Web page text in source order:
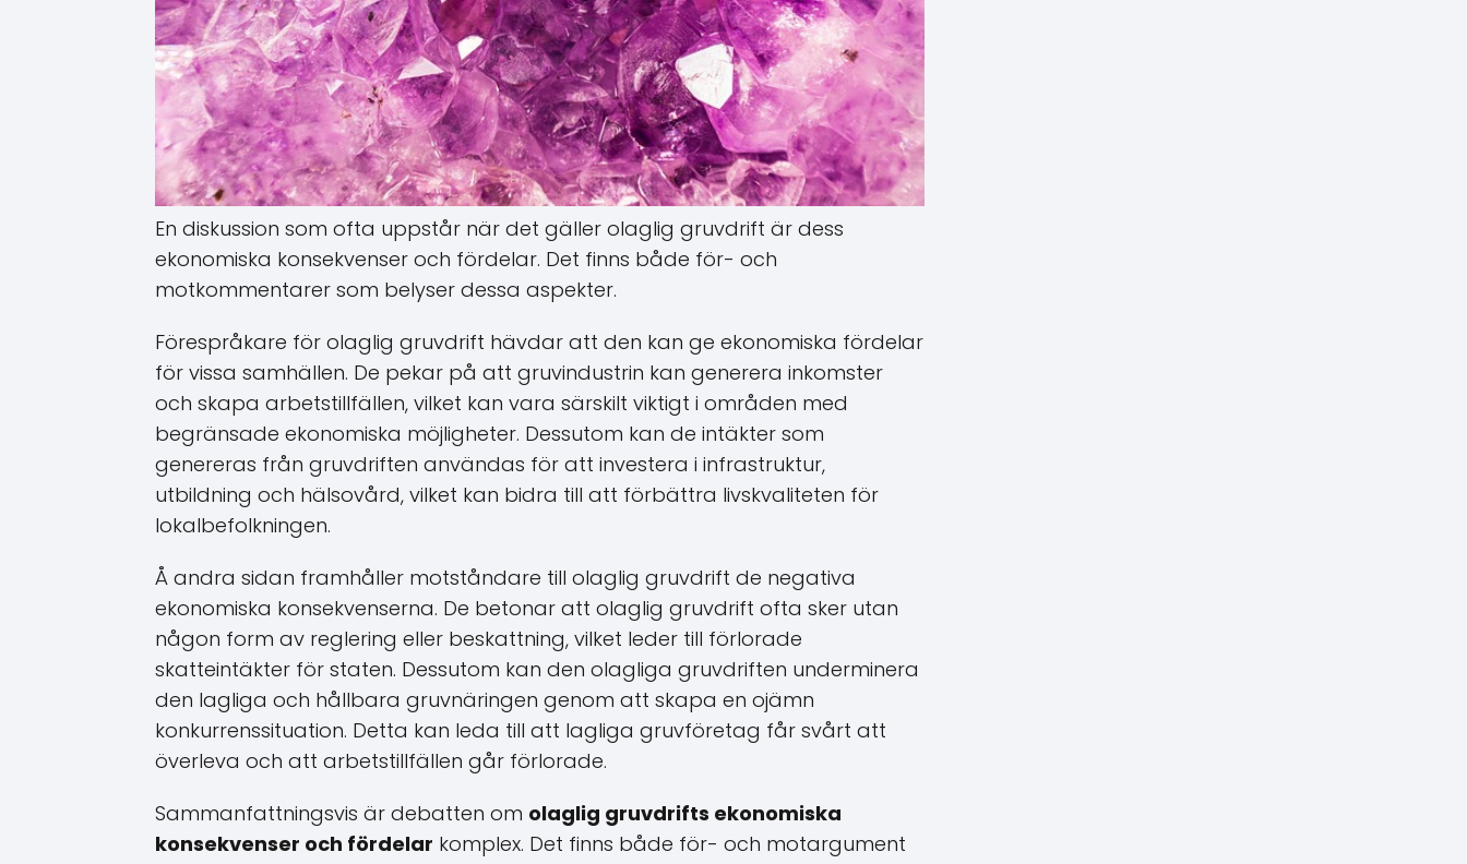
En diskussion som ofta uppstår när det gäller olaglig gruvdrift är dess
ekonomiska konsekvenser och fördelar. Det finns både för- och
motkommentarer som belyser dessa aspekter.
Förespråkare för olaglig gruvdrift hävdar att den kan ge ekonomiska fördelar
för vissa samhällen. De pekar på att gruvindustrin kan generera inkomster
och skapa arbetstillfällen, vilket kan vara särskilt viktigt i områden med
begränsade ekonomiska möjligheter. Dessutom kan de intäkter som
genereras från gruvdriften användas för att investera i infrastruktur,
utbildning och hälsovård, vilket kan bidra till att förbättra livskvaliteten för
lokalbefolkningen.
Å andra sidan framhåller motståndare till olaglig gruvdrift de negativa
ekonomiska konsekvenserna. De betonar att olaglig gruvdrift ofta sker utan
någon form av reglering eller beskattning, vilket leder till förlorade
skatteintäkter för staten. Dessutom kan den olagliga gruvdriften underminera
den lagliga och hållbara gruvnäringen genom att skapa en ojämn
konkurrenssituation. Detta kan leda till att lagliga gruvföretag får svårt att
överleva och att arbetstillfällen går förlorade.
Sammanfattningsvis är debatten om olaglig gruvdrifts ekonomiska
konsekvenser och fördelar komplex. Det finns både för- och motargument